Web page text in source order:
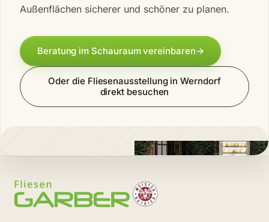
Außenflächen sicherer und schöner zu planen.
Beratung im Schauraum vereinbaren→
Oder die Fliesenausstellung in Werndorf
direkt besuchen